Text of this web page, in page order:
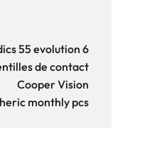
55 evolution 6
de contact
Cooper Vision
monthly pcs